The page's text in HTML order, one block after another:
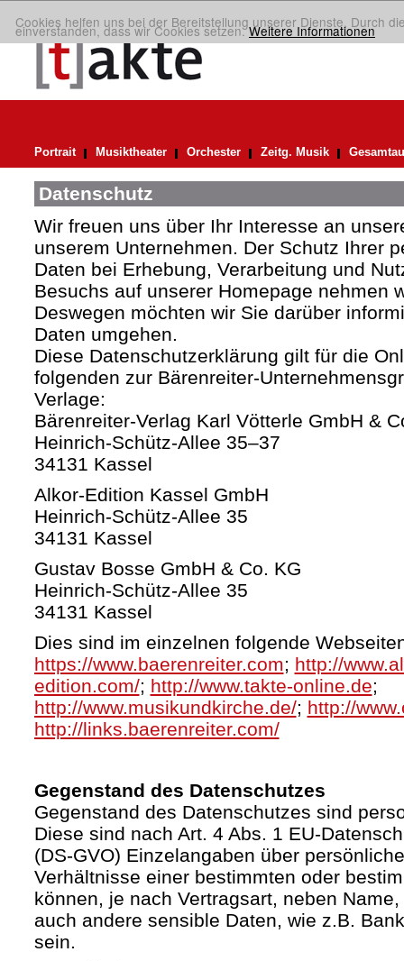
Cookies helfen uns bei der Bereitstellung unserer Dienste. Durch
einverstanden, dass wir Cookies setzen.Weitere Informationen
Portrait Musiktheater Orchester Zeitg. Musik
Datenschutz
Wir freuen uns über Ihr Interesse an
unserem Unternehmen. Der Schutz Ihrer
Daten bei Erhebung, Verarbeitung und
Besuchs auf unserer Homepage nehmen
Deswegen möchten wir Sie darüber
Daten umgehen.
Diese Datenschutzerklärung gilt für die
folgenden zur Bärenreiter-
Verlage:
Bärenreiter-Verlag Karl Vötterle GmbH &
Heinrich-Schütz-Allee 35–37
34131 Kassel
Alkor-Edition Kassel GmbH
Heinrich-Schütz-Allee 35
34131 Kassel
Gustav Bosse GmbH & Co. KG
Heinrich-Schütz-Allee 35
34131 Kassel
Dies sind im einzelnen folgende
https://www.baerenreiter.com; http://
edition.com/; http://www.takte-online.de;
http://www.musikundkirche.de/; http://
http://links.baerenreiter.com/
Gegenstand des Datenschutzes
Gegenstand des Datenschutzes sind
Diese sind nach Art. 4 Abs. 1 EU-
(DS-GVO) Einzelangaben über
Verhältnisse einer bestimmten oder
können, je nach Vertragsart, neben
auch andere sensible Daten, wie z.B.
sein.